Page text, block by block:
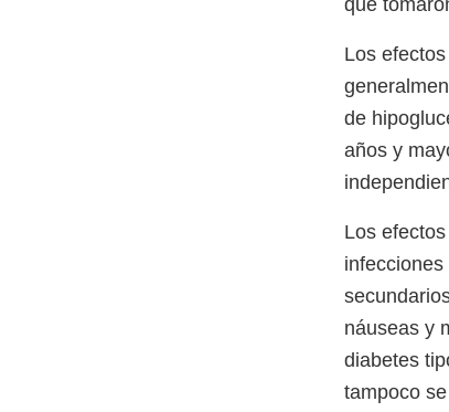
que
Los
de
años y
Los
náuseas y
diabetes
tampoco